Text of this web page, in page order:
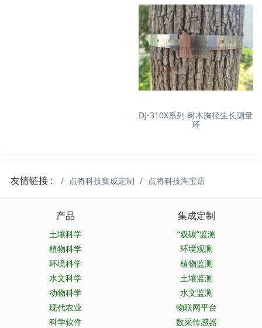
DJ-310X系列 树木胸径生长测量
环
友情链接 : 点将科技集成定制 点将科技淘宝店
产品
土壤科学
植物科学
环境科学
水文科学
动物科学
现代农业
科学软件
集成定制
“双碳”监测
环境观测
植物监测
土壤监测
水文监测
物联网平台
数采传感器